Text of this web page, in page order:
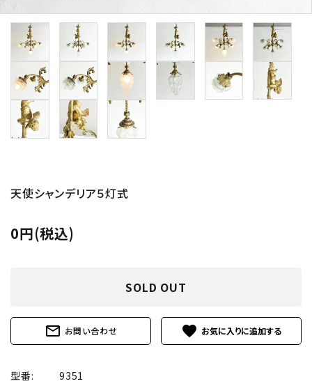
特定商取引法について
お問い合わせ
天使シャンデリア５灯式
0円(税込)
SOLD OUT
mail_outline お問い合わせ favorite
型番: 9351